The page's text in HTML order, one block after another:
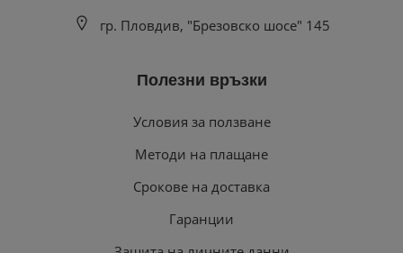
гр. Пловдив, "Брезовско шосе" 145
Полезни връзки
Условия за ползване
Методи на плащане
Срокове на доставка
Гаранции